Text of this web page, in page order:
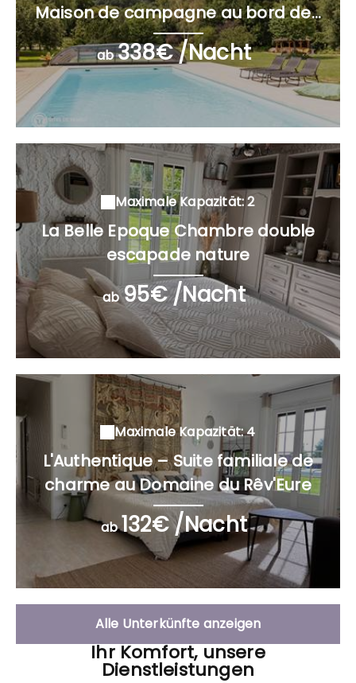
Maison de campagne au bord de...
ab338€ /Nacht
Maximale Kapazität: 2
La Belle Epoque Chambre double
escapade nature
ab95€ /Nacht
Maximale Kapazität: 4
L'Authentique – Suite familiale de
charme au Domaine du Rêv'Eure
ab132€ /Nacht
Alle Unterkünfte anzeigen
Ihr Komfort, unsere
Dienstleistungen